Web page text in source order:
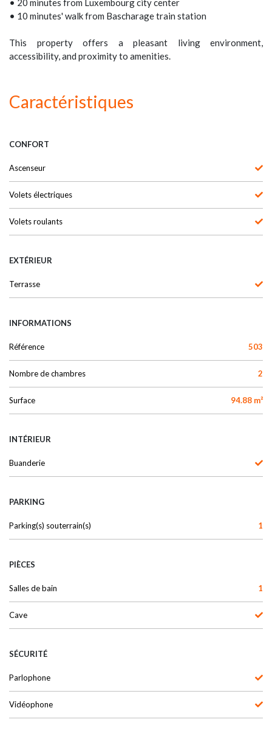
• 20 minutes from Luxembourg city center
• 10 minutes' walk from Bascharage train station
This property offers a pleasant living environment,
accessibility, and proximity to amenities.
Caractéristiques
CONFORT
Ascenseur
Volets électriques
Volets roulants
EXTÉRIEUR
Terrasse
INFORMATIONS
Référence 503
Nombre de chambres 2
Surface 94.88 m²
INTÉRIEUR
Buanderie
PARKING
Parking(s) souterrain(s) 1
PIÈCES
Salles de bain 1
Cave
SÉCURITÉ
Parlophone
Vidéophone